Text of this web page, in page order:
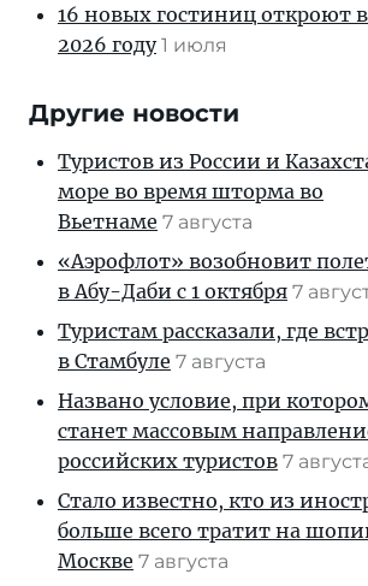
16 новых гостиниц откроют
2026 году 1 июля
Другие новости
Туристов из России и
море во время шторма во
Вьетнаме 7 августа
«Аэрофлот» возобновит
в Абу-Даби с 1 октября 7
Туристам рассказали, где
в Стамбуле 7 августа
Названо условие, при
станет массовым
российских туристов 7
Стало известно, кто из
больше всего тратит на
Москве 7 августа